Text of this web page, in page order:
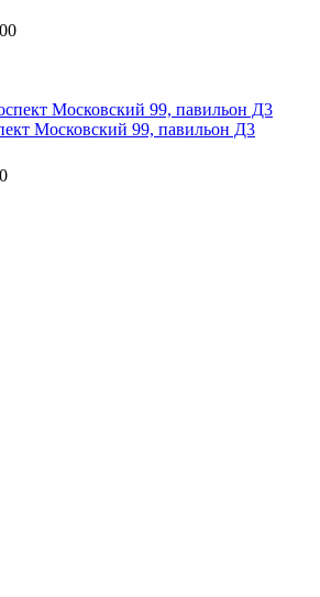
Московский 99, павильон Д3